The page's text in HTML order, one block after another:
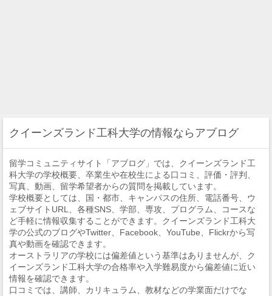
クイーンズランド工科大学の情報ならアブログ
留学コミュニティサイト「アブログ」では、クイーンズランド工
科大学の学校概要、卒業生や在校生による口コミ、評価・評判、
写真、動画、留学希望者からの質問を掲載しています。
学校概要としては、国・都市、キャンパスの住所、電話番号、ウ
ェブサイトURL、各種SNS、学部、専攻、プログラム、コースな
ど手軽に情報収集することができます。クイーンズランド工科大
学の公式のブログやTwitter、Facebook、YouTube、Flickrから写
真や動画を確認できます。
オーストラリアの学校には偏差値という基準はありませんが、ク
イーンズランド工科大学の合格率や入学難易度から偏差値に近い
情報を確認できます。
口コミでは、講師、カリキュラム、教材などの学業面だけでな